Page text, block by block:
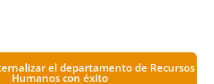
el departamento de Recursos
Humanos con éxito